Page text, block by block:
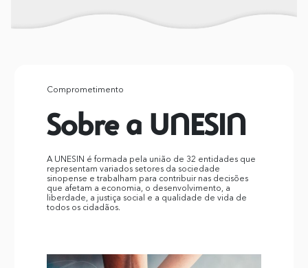
Comprometimento
Sobre a UNESIN
A UNESIN é formada pela união de 32 entidades que
representam variados setores da sociedade
sinopense e trabalham para contribuir nas decisões
que afetam a economia, o desenvolvimento, a
liberdade, a justiça social e a qualidade de vida de
todos os cidadãos.